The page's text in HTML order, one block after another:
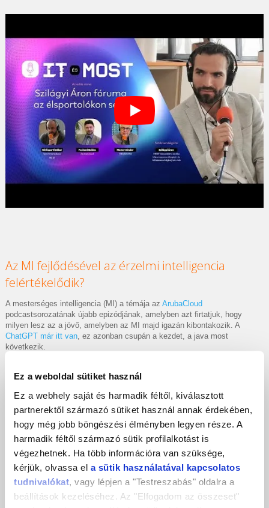
Ez a weboldal sütiket használ
Ez a webhely saját és harmadik féltől, kiválasztott
partnerektől származó sütiket használ annak érdekében,
hogy még jobb böngészési élményben legyen része. A
harmadik féltől származó sütik profilalkotást is
végezhetnek. Ha több információra van szüksége,
kérjük, olvassa el a sütik használatával kapcsolatos
tudnivalókat , vagy lépjen a "Testreszabás" oldalra a
beállítások kezeléséhez. Az "Elfogadom az összeset"
Az MI fejlődésével az érzelmi intelligencia
felértékelődik?
A mesterséges intelligencia (MI) a témája az ArubaCloud
podcastsorozatának újabb epizódjának, amelyben azt firtatjuk, hogy
milyen lesz az a jövő, amelyben az MI majd igazán kibontakozik. A
ChatGPT már itt van, ez azonban csupán a kezdet, a java most
következik.